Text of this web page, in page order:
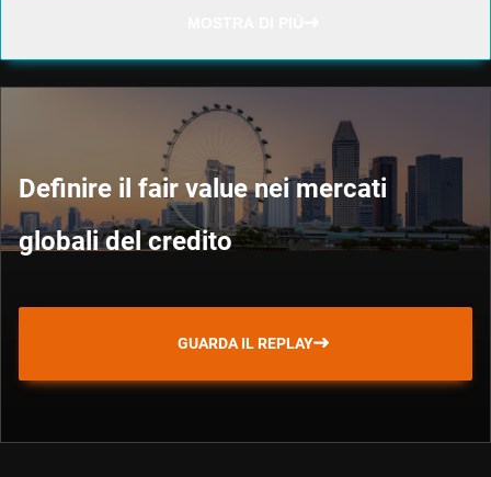
Definire il fair value nei mercati
globali del credito
GUARDA IL REPLAY